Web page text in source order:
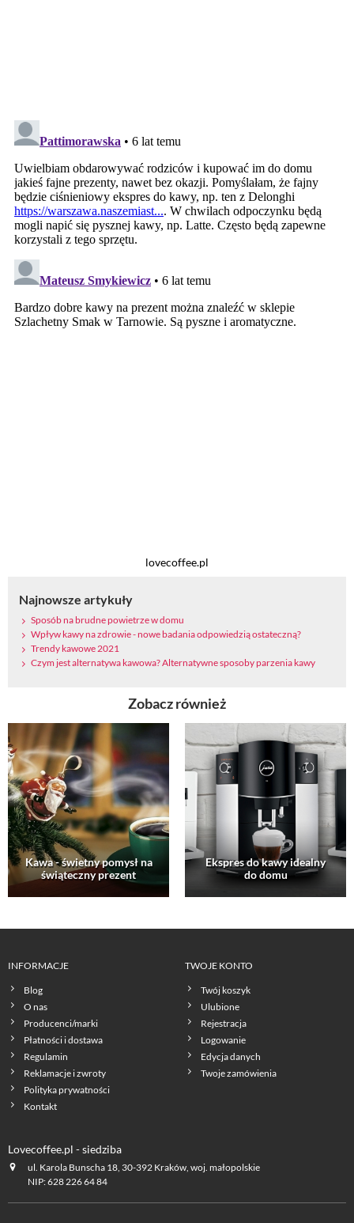
Najnowsze artykuły
Sposób na brudne powietrze w domu
Wpływ kawy na zdrowie - nowe badania odpowiedzią ostateczną?
Trendy kawowe 2021
Czym jest alternatywa kawowa? Alternatywne sposoby parzenia kawy
lovecoffee.pl
Zobacz również
Kawa - świetny pomysł na
świąteczny prezent
Ekspres do kawy idealny
do domu
INFORMACJE
Blog
O nas
Producenci/marki
Płatności i dostawa
Regulamin
Reklamacje i zwroty
Polityka prywatności
Kontakt
TWOJE KONTO
Twój koszyk
Ulubione
Rejestracja
Logowanie
Edycja danych
Twoje zamówienia
Lovecoffee.pl - siedziba
ul. Karola Bunscha 18, 30-392 Kraków, woj. małopolskie
NIP: 628 226 64 84